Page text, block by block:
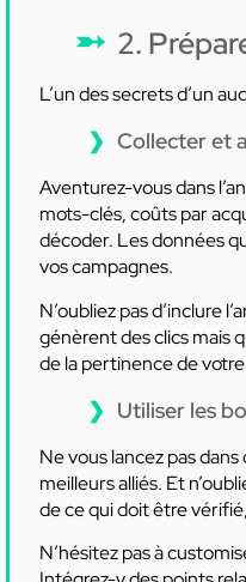
2.
L’un des secrets d’un
Collecter et
Aventurez-vous dans
mots-clés, coûts par
décoder. Les données
vos campagnes.
N’oubliez pas d’inclure
génèrent des clics mais
de la pertinence de
Utiliser les
Ne vous lancez pas
meilleurs alliés. Et
de ce qui doit être
N’hésitez pas à